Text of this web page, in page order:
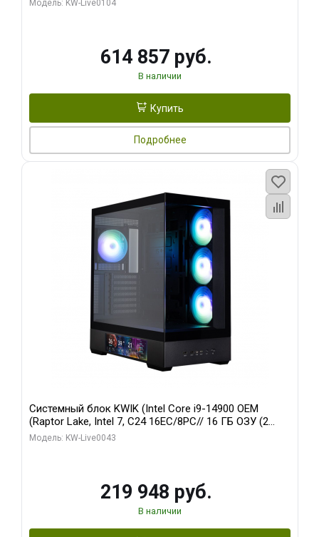
Модель: KW-Live0104
614 857 руб.
В наличии
Купить
Подробнее
Системный блок KWIK (Intel Core i9-14900 OEM
(Raptor Lake, Intel 7, C24 16EC/8PC// 16 ГБ ОЗУ (2
модуля)/ Palit RTX5070Ti GAMINGPRO-S OC 16GB
Модель: KW-Live0043
219 948 руб.
В наличии